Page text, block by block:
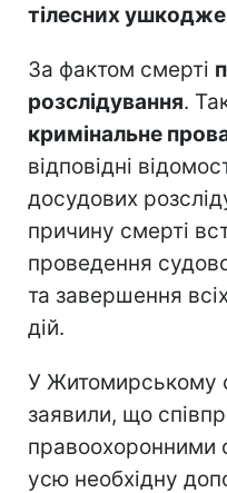
тілесних
За фактом смерті
розслідування.
кримінальне
відповідні
досудових
причину смерті
проведення
та завершення
дій.
У Житомирському
заявили, що
правоохоронними
усю необхідну